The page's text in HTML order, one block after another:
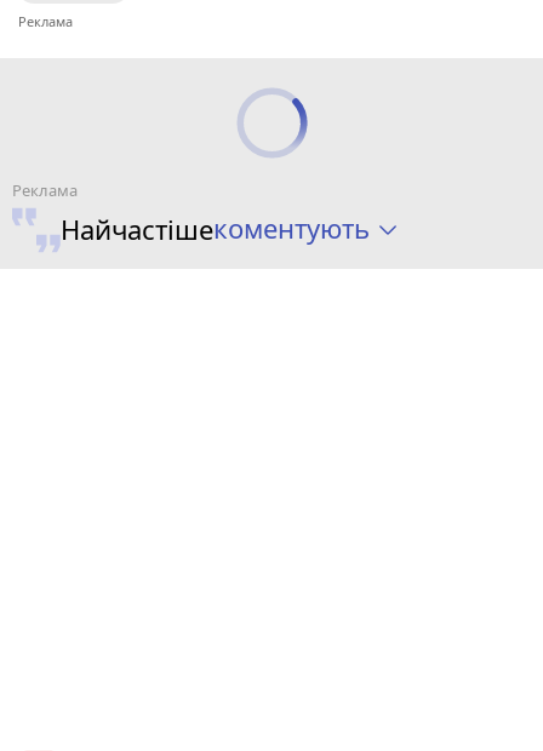
Найчастішекоментують